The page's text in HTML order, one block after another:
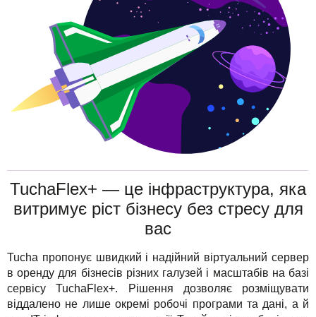
TuchaHosting
TuchaSync
Реселінг хостингу
TuchaFlex+ — це інфраструктура, яка
витримує ріст бізнесу без стресу для
вас
Tucha пропонує швидкий і надійний віртуальний сервер
в оренду для бізнесів різних галузей і масштабів на базі
сервісу TuchaFlex+. Рішення дозволяє розміщувати
віддалено не лише окремі робочі програми та дані, а й